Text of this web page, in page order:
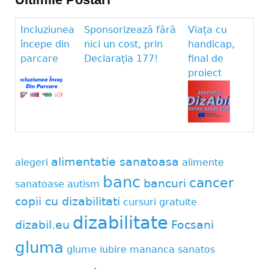
Incluziunea
începe din
parcare
Sponsorizează fără
nici un cost, prin
Declarația 177!
Viața cu
handicap,
final de
proiect
alegeri alimentatie sanatoasa alimente
sanatoase autism banc bancuri cancer
copii cu dizabilitati cursuri gratuite
dizabil.eu dizabilitate Focsani
gluma glume iubire mananca sanatos